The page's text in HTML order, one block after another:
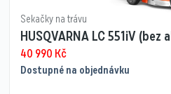
Sekačky na trávu
HUSQVARNA LC 551iV (bez
40 990 Kč
Dostupné na objednávku